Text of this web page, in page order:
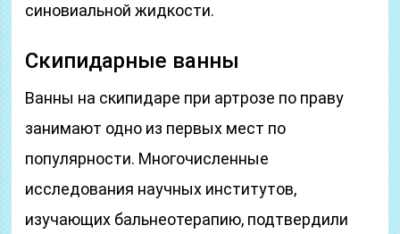
синовиальной жидкости.
Скипидарные ванны
Ванны на скипидаре при артрозе по праву
занимают одно из первых мест по
популярности. Многочисленные
исследования научных институтов,
изучающих бальнеотерапию, подтвердили